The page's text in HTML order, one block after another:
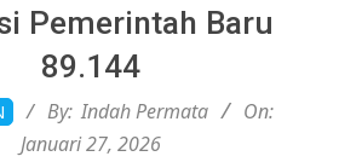
Pemerintah Baru
89.144
By: Indah Permata
On:
Januari 27, 2026